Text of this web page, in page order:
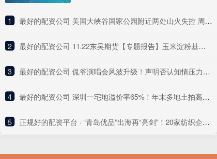
1 ​最好的配资公司 美国大峡谷国家公园附近两处山火失控 周边地区发布疏散令
2 ​最好的配资公司 11.22东吴期货【专题报告】玉米淀粉基本面
3 ​最好的配资公司 侃爷演唱会风波升级！声明否认知情压力给到主办方，网友要求严查
4 ​最好的配资公司 深圳一宅地溢价率65%！年末多地土拍高溢价成交
5 ​正规好的配资平台 · “青岛优品”出海再“亮剑”！20家纺织企业组团亮相东京